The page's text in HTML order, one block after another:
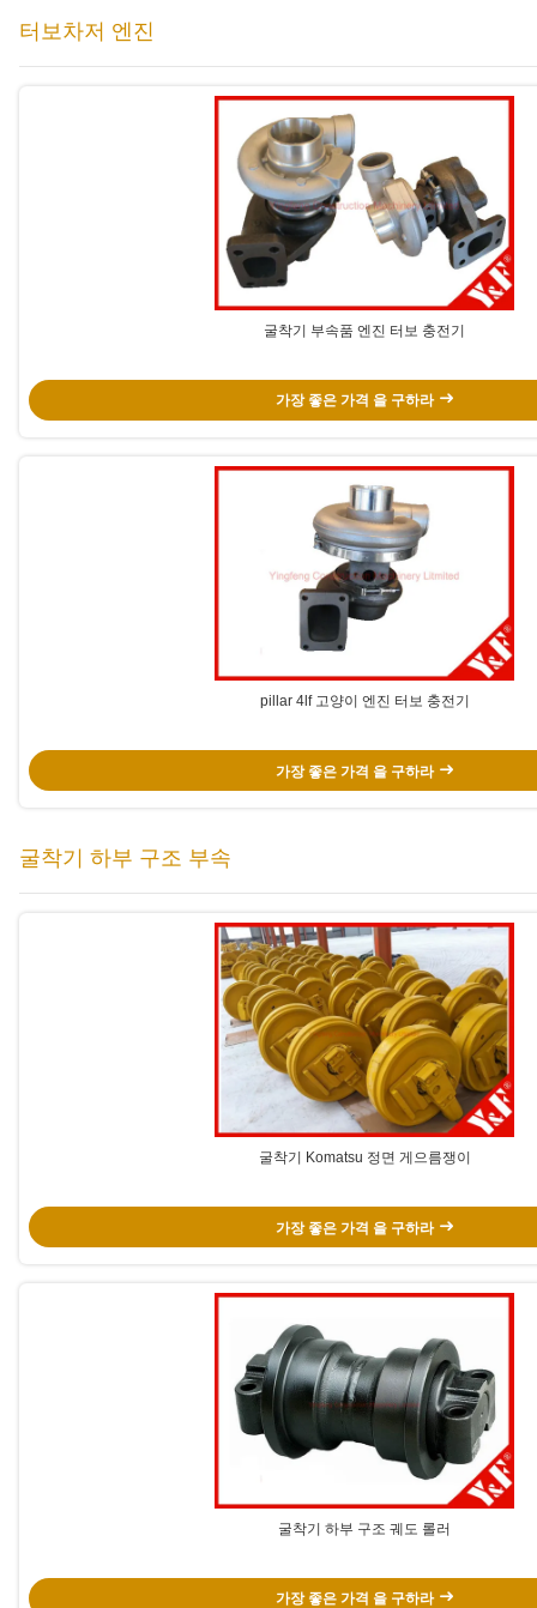
터보차저 엔진
굴착기 부속품 엔진 터보 충전기
가장 좋은 가격 을 구하라
pillar 4lf 고양이 엔진 터보 충전기
가장 좋은 가격 을 구하라
굴착기 하부 구조 부속
굴착기 Komatsu 정면 게으름쟁이
가장 좋은 가격 을 구하라
굴착기 하부 구조 궤도 롤러
가장 좋은 가격 을 구하라